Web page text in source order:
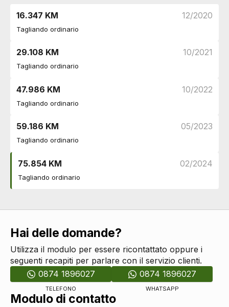
Airbag frontali
DI SERIE
Airbag passeggero
Airbag a tendina
DI SERIE
Servosterzo
Indicatore pressione pneumatici
DI SERIE
Sicurezza
Freno di stazionamento elettrico
Sistemi di assistenza
Vetri
16.347 KM 12/2020
Tagliando ordinario
29.108 KM 10/2021
Tagliando ordinario
47.986 KM 10/2022
Tagliando ordinario
59.186 KM 05/2023
Tagliando ordinario
75.854 KM 02/2024
Tagliando ordinario
Hai delle domande?
Utilizza il modulo per essere ricontattato oppure i
seguenti recapiti per parlare con il servizio clienti.
0874 1896027
TELEFONO
0874 1896027
WHATSAPP
Modulo di contatto